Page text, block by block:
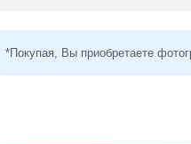
*Покупая, Вы приобретаете